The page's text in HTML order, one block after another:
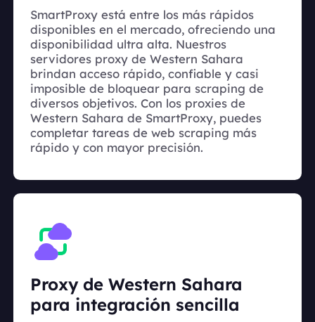
SmartProxy está entre los más rápidos
disponibles en el mercado, ofreciendo una
disponibilidad ultra alta. Nuestros
servidores proxy de Western Sahara
brindan acceso rápido, confiable y casi
imposible de bloquear para scraping de
diversos objetivos. Con los proxies de
Western Sahara de SmartProxy, puedes
completar tareas de web scraping más
rápido y con mayor precisión.
Proxy de Western Sahara
para integración sencilla